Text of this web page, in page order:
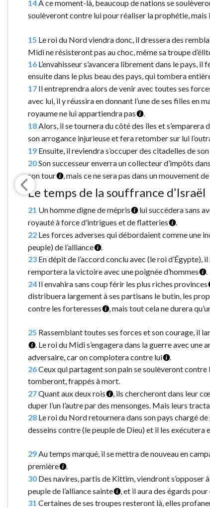
14 À ce moment-là, beaucoup de nations se
soulèveront contre lui pour réaliser la prophétie, mais
15 Le roi du Nord viendra donc, il dressera des
Midi ne résisteront pas au choc, même sa troupe
16 L’envahisseur s’avancera librement dans le pays,
ensuite dans le plus beau des pays, qui tombera
17 Il entreprendra alors de venir avec toutes ses
avec lui, il y réussira en donnant l’une de ses filles en
royaume ne lui appartiendra pas
.
18 Alors, il se tournera du côté des îles et s’emparera
son arrogance injurieuse et fera retomber sur lui
19 Ensuite, il reviendra s’occuper des citadelles de
20Son successeur enverra un collecteur d’impôts
son tour
, mais ce ne sera pas dans un mouvement
Le temps de la souffrance d’Israël
21 Un homme digne de mépris
lui succédera sans
royauté à force d’intrigues et de flatteries
.
22 Les forces adverses qui débordaient comme une
peuple) de l’alliance
.
23 En dépit de l’accord conclu avec (le roi d’Égypte),
remportera la victoire avec une poignée d’hommes
.
24 Il envahira sans coup férir les plus riches provinces
distribuera largement à ses partisans le butin, les
contre les forteresses
, mais tout cela ne durera
25 Rassemblant toutes ses forces et son courage, il
. Le roi du Midi s’engagera dans la guerre avec
adversaire, car on complotera contre lui
.
26Ceux qui partagent son pain se soulèveront contre
tomberont, frappés à mort.
27Quant aux deux rois
, ils chercheront dans leur
duper l’un l’autre par des mensonges. Mais leurs
28 Le roi du Nord retournera dans son pays chargé
desseins contre (le peuple de Dieu) et il les exécutera
29 Au temps marqué, il se mettra de nouveau en
première
.
30 Des navires, partis de Kittim, viendront s’opposer
peuple de l’alliance sainte
, et il aura des égards
31 Certaines de ses troupes resteront là, elles